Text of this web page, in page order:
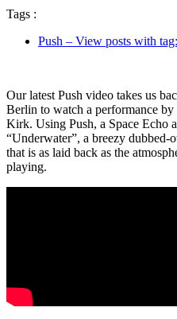
Tags :
Push – View posts with
Our latest Push video takes us
Berlin to watch a performance
Kirk. Using Push, a Space Echo
“Underwater”, a breezy
that is as laid back as the
playing.